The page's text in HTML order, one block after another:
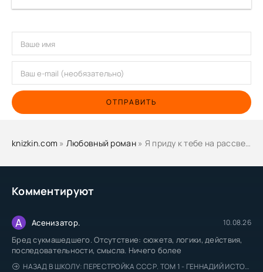
Комментируют
А Асенизатор. 10.08.26
Бред сукмашедшего. Отсутствие: сюжета, логики, действия,
последовательности, смысла. Ничего более
НАЗАД В ШКОЛУ: ПЕРЕСТРОЙКА СССР. ТОМ 1 - ГЕННАДИЙ ИСТОЧНИК
ОТПРАВИТЬ
knizkin.com » Любовный роман» Я приду к тебе на рассвете - Кистяева Марина